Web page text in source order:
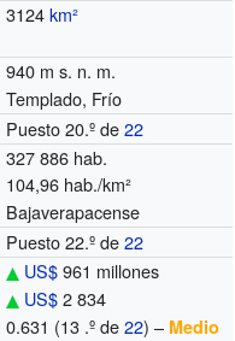
3124km²
940 m s. n. m.
Templado, Frío
Puesto 20.º de22
327 886 hab.
104,96 hab./km²
Bajaverapacense
Puesto 22.º de22
US$961 millones
US$2 834
0.631 (13 .º de22) – Medio